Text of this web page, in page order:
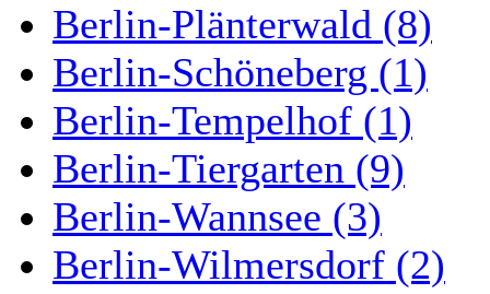
Berlin-Plänterwald (8)
Berlin-Schöneberg (1)
Berlin-Tempelhof (1)
Berlin-Tiergarten (9)
Berlin-Wannsee (3)
Berlin-Wilmersdorf (2)